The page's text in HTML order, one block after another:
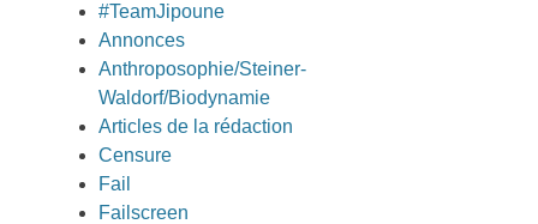
#TeamJipoune
Annonces
Anthroposophie/Steiner-
Waldorf/Biodynamie
Articles de la rédaction
Censure
Fail
Failscreen